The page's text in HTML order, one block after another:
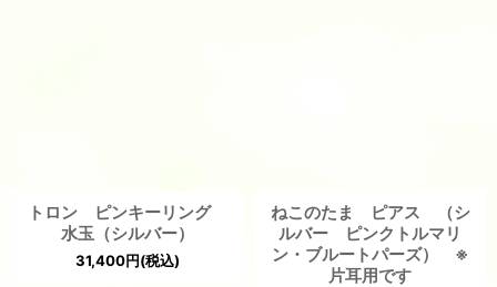
トロン ピンキーリング
水玉（シルバー）
31,400円(税込)
ねこのたま ピアス （シ
ルバー ピンクトルマリ
ン・ブルートパーズ） ※
片耳用です